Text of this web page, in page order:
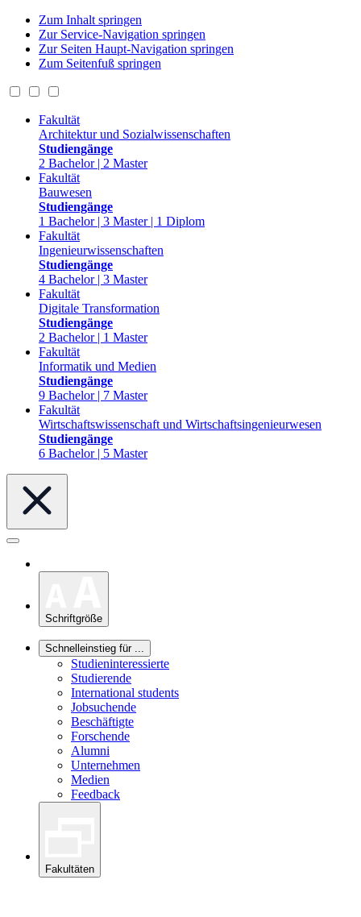
Zum Inhalt springen
Zur Service-Navigation springen
Zur Seiten Haupt-Navigation springen
Zum Seitenfuß springen
Fakultät
Architektur und Sozialwissenschaften
Studiengänge
2 Bachelor | 2 Master
Fakultät
Bauwesen
Studiengänge
1 Bachelor | 3 Master | 1 Diplom
Fakultät
Ingenieurwissenschaften
Studiengänge
4 Bachelor | 3 Master
Fakultät
Digitale Transformation
Studiengänge
2 Bachelor | 1 Master
Fakultät
Informatik und Medien
Studiengänge
9 Bachelor | 7 Master
Fakultät
Wirtschaftswissenschaft und Wirtschaftsingenieurwesen
Studiengänge
6 Bachelor | 5 Master
Schriftgröße
Schnelleinstieg für ...
Studieninteressierte
Studierende
International students
Jobsuchende
Beschäftigte
Forschende
Alumni
Unternehmen
Medien
Feedback
Fakultäten